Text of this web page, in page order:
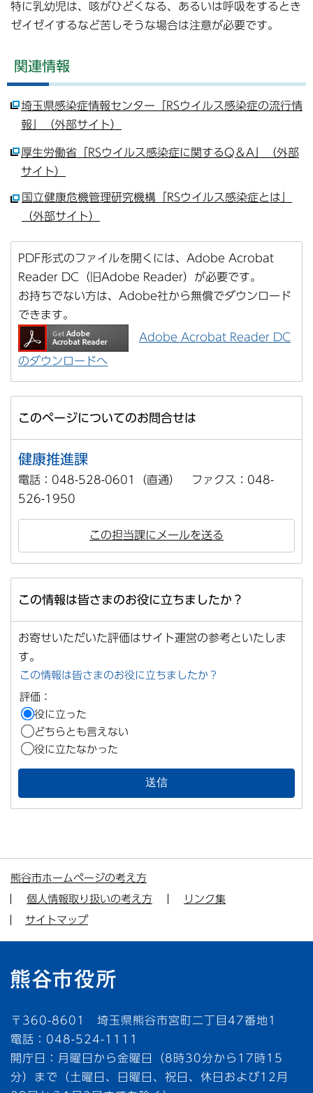
特に乳幼児は、咳がひどくなる、あるいは呼吸をするとき
ゼイゼイするなど苦しそうな場合は注意が必要です。
関連情報
埼玉県感染症情報センター「RSウイルス感染症の流行情
報」（外部サイト）
厚生労働省「RSウイルス感染症に関するQ＆A」（外部
サイト）
国立健康危機管理研究機構「RSウイルス感染症とは」
（外部サイト）
PDF形式のファイルを開くには、Adobe Acrobat
Reader DC（旧Adobe Reader）が必要です。
お持ちでない方は、Adobe社から無償でダウンロード
できます。
Adobe Acrobat Reader DC
のダウンロードへ
このページについてのお問合せは
健康推進課
電話：048-528-0601（直通） ファクス：048-
526-1950
この担当課にメールを送る
この情報は皆さまのお役に立ちましたか？
お寄せいただいた評価はサイト運営の参考といたしま
す。
この情報は皆さまのお役に立ちましたか？
評価：
役に立った
どちらとも言えない
役に立たなかった
熊谷市ホームページの考え方
個人情報取り扱いの考え方
リンク集
サイトマップ
〒360-8601 埼玉県熊谷市宮町二丁目47番地1
電話：048-524-1111
開庁日：月曜日から金曜日（8時30分から17時15
分）まで（土曜日、日曜日、祝日、休日および12月